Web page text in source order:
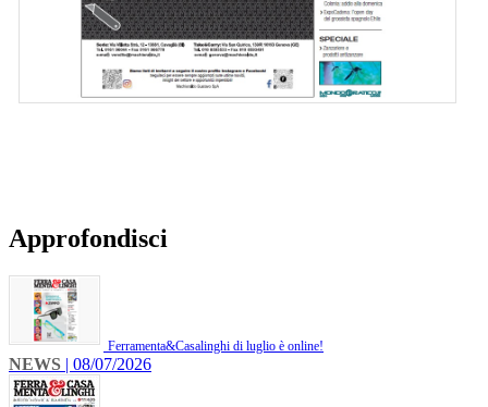
Approfondisci
Ferramenta&Casalinghi di luglio è online!
NEWS | 08/07/2026